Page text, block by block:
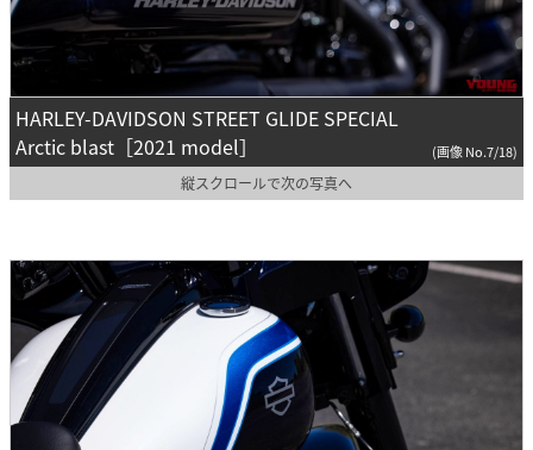
HARLEY-DAVIDSON STREET GLIDE SPECIAL
Arctic blast［2021 model］
(画像 No.7/18)
縦スクロールで次の写真へ